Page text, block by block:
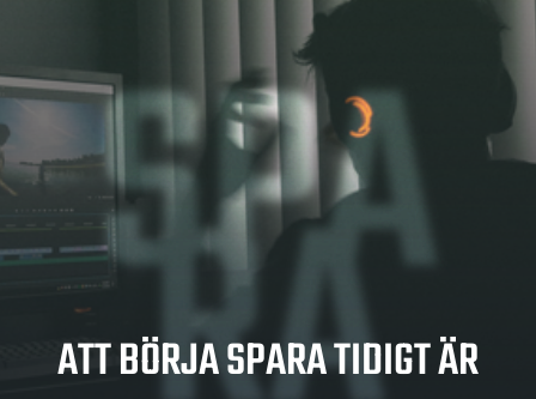
SPA
ATT BÖRJA SPARA TIDIGT ÄR